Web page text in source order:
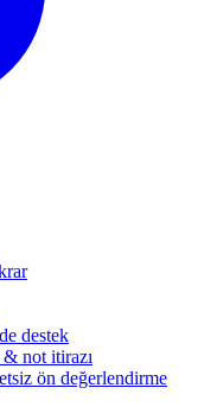
destek
& not itirazı
ön değerlendirme